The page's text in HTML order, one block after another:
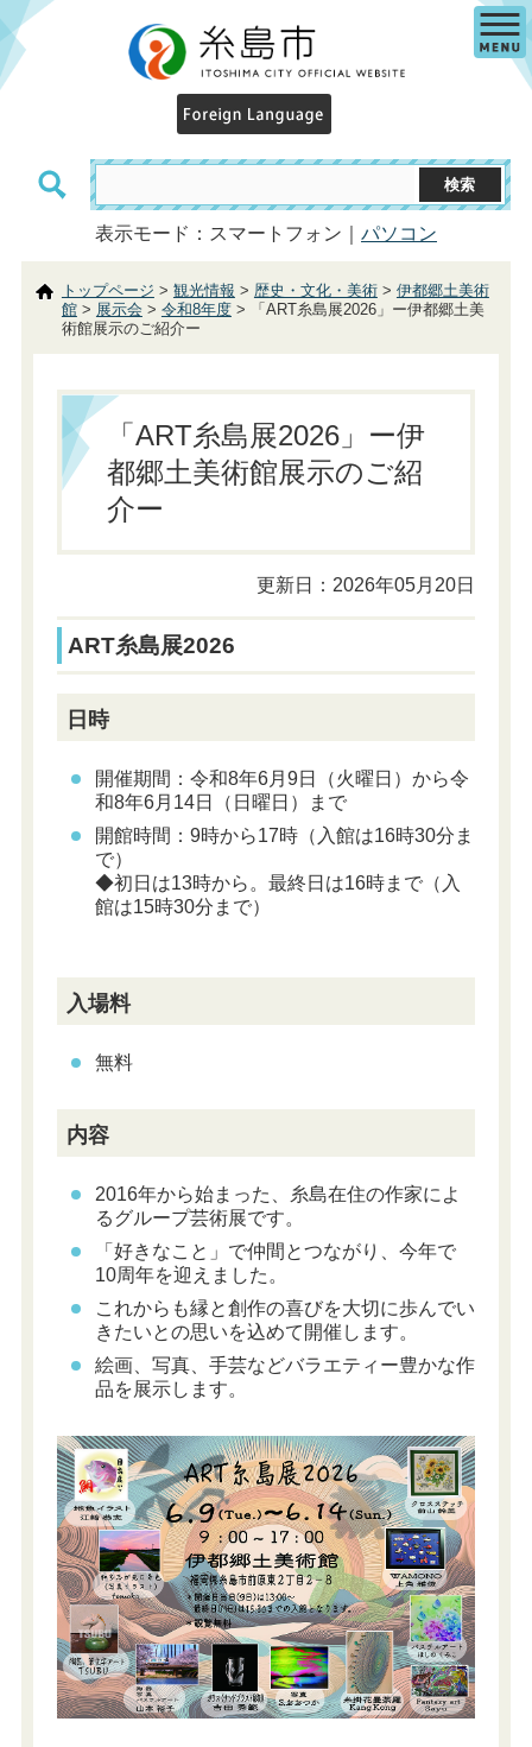
表示モード：スマートフォン｜ パソコン
トップページ > 観光情報 > 歴史・文化・美術> 伊都郷土美術
館> 展示会 > 令和8年度> 「ART糸島展2026」ー伊都郷土美
術館展示のご紹介ー
「ART糸島展2026」ー伊
都郷土美術館展示のご紹
介ー
更新日：2026年05月20日
ART糸島展2026
日時
開催期間： 令和8年6月9日（火曜日）から令
和8年6月14日（日曜日）まで
開館時間：9時から17時（入館は16時30分ま
で）
◆初日は13時から。最終日は16時まで（入
館は15時30分まで）
入場料
無料
内容
2016年から始まった、糸島在住の作家によ
るグループ芸術展です。
「好きなこと」で仲間とつながり、今年で
10周年を迎えました。
これからも縁と創作の喜びを大切に歩んでい
きたいとの思いを込めて開催します。
絵画、写真、手芸などバラエティー豊かな作
品を展示します。